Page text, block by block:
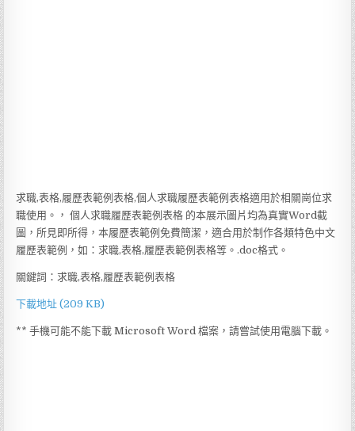
求職,表格,履歷表範例表格,個人求職履歷表範例表格適用於相關崗位求
職使用。， 個人求職履歷表範例表格 的本展示圖片均為真實Word截
圖，所見即所得，本履歷表範例免費簡潔，適合用於制作各類特色中文
履歷表範例，如：求職,表格,履歷表範例表格等。.doc格式。
關鍵詞：求職,表格,履歷表範例表格
下載地址 (209 KB)
** 手機可能不能下載 Microsoft Word 檔案，請嘗試使用電腦下載。